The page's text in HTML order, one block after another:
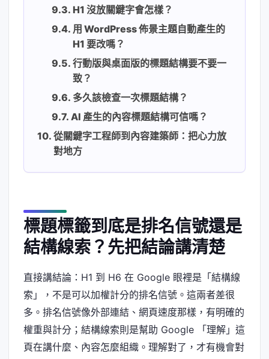
H1 沒放關鍵字會怎樣？
用 WordPress 佈景主題自動產生的
H1 要改嗎？
行動版與桌面版的標題結構要不要一
致？
多久該檢查一次標題結構？
AI 產生的內容標題結構可信嗎？
從關鍵字工程師到內容建築師：把心力放
對地方
標題標籤到底是排名信號還是
結構線索？先把結論講清楚
直接講結論：H1 到 H6 在 Google 眼裡是「結構線
索」，不是可以加權計分的排名信號。這兩者差很
多。排名信號像外部連結、網頁速度那樣，有明確的
權重與計分；結構線索則是幫助 Google 「理解」這
頁在講什麼、內容怎麼組織。理解對了，才有機會對